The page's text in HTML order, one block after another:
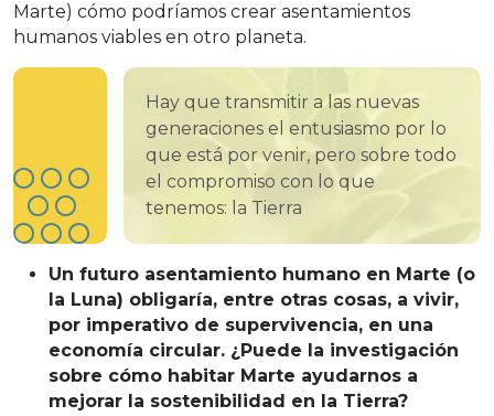
Marte) cómo podríamos crear asentamientos
humanos viables en otro planeta.
Hay que transmitir a las nuevas
generaciones el entusiasmo por lo
que está por venir, pero sobre todo
el compromiso con lo que
tenemos: la Tierra
Un futuro asentamiento humano en Marte (o
la Luna) obligaría, entre otras cosas, a vivir,
por imperativo de supervivencia, en una
economía circular. ¿Puede la investigación
sobre cómo habitar Marte ayudarnos a
mejorar la sostenibilidad en la Tierra?